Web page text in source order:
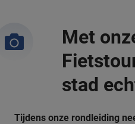
Met
stad
Tijdens onze rondleiding